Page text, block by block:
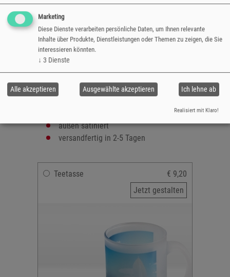
satinierte Glastasse ist bequem im Online
Editor mit einem Motiv Ihrer Wahl (auch
Panoramadruck möglich) gestaltbar.
Größe: 9,5 cm hoch
Durchmesser: 8 cm
Spülmaschinengeeignet
Bedruckbare Fläche: max. 7 x 18 cm
außen satiniert
versandfertig in 2-5 Tagen
Teetasse
€ 9,20
Jetzt gestalten
Marketing
Diese Dienste verarbeiten persönliche Daten, um Ihnen relevante
Inhalte über Produkte, Dienstleistungen oder Themen zu zeigen, die Sie
interessieren könnten.
↓ 3 Dienste
Ich lehne ab
Ausgewählte akzeptieren
Alle akzeptieren
Realisiert mit Klaro!